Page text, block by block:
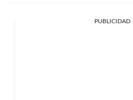
PUBLICIDAD